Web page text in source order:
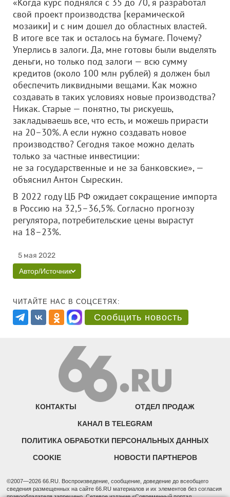
свой проект производства [керамической
мозаики] и с ним дошел до областных властей.
В итоге все так и осталось на бумаге. Почему?
Уперлись в залоги. Да, мне готовы были выделять
деньги, но только под залоги — всю сумму
кредитов (около 100 млн рублей) я должен был
обеспечить ликвидными вещами. Как можно
создавать в таких условиях новые производства?
Никак. Старые — понятно, ты рискуешь,
закладываешь все, что есть, и можешь прирасти
на 20–30%. А если нужно создавать новое
производство? Сегодня такое можно делать
только за частные инвестиции:
не за государственные и не за банковские», —
объяснил Антон Сырескин.
В 2022 году ЦБ РФ ожидает сокращение импорта
в Россию на 32,5–36,5%. Согласно прогнозу
регулятора, потребительские цены вырастут
на 18–23%.
5 мая 2022
Автор/Источник
ЧИТАЙТЕ НАС В СОЦСЕТЯХ:
Сообщить новость
КОНТАКТЫ ОТДЕЛ ПРОДАЖ
КАНАЛ В TELEGRAM
ПОЛИТИКА ОБРАБОТКИ ПЕРСОНАЛЬНЫХ ДАННЫХ
COOKIE НОВОСТИ ПАРТНЕРОВ
©2007—2026 66.RU. Воспроизведение, сообщение, доведение до всеобщего
сведения размещенных на сайте 66.RU материалов и их элементов без согласия